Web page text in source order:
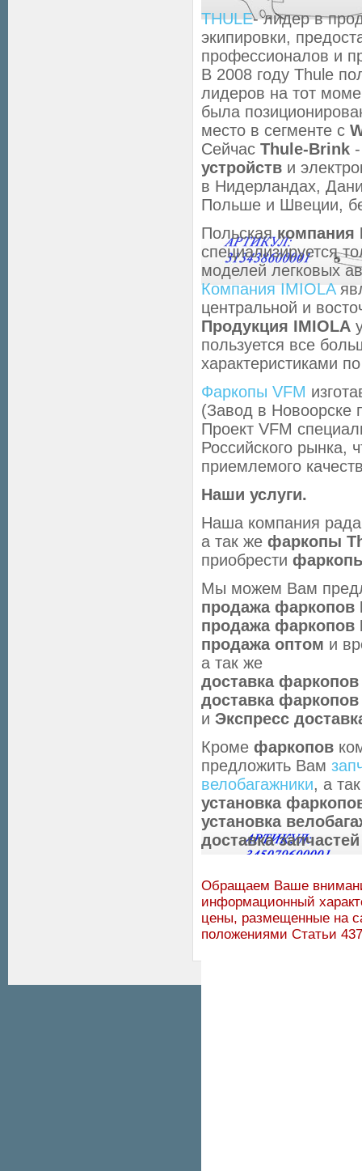
THULE- лидер в
экипировки,
профессионалов и
В 2008 году Thule
лидеров на тот
была
место в сегменте с
Сейчас Thule-Brink
устройств и
в Нидерландах,
Польше и Швеции,
Польскаякомпания
специализируется
моделей легковых
Компания IMIOLA
центральной и
Продукция IMIOLA
пользуется все
характеристиками
Фаркопы VFM
(Завод в Новоорске
Проект VFM
Российского рынка,
приемлемого
Наши услуги.
Наша компания
а так же фаркопы
приобрести
Мы можем Вам
продажа фаркопов
продажа фаркопов
продажа оптом и
а так же
доставка
доставка
и Экспресс
Кроме фаркопов
предложить Вам
велобагажники, а
установка
установка
доставка
Обращаем Ваше
информационный
цены, размещенные на
положениями Статьи